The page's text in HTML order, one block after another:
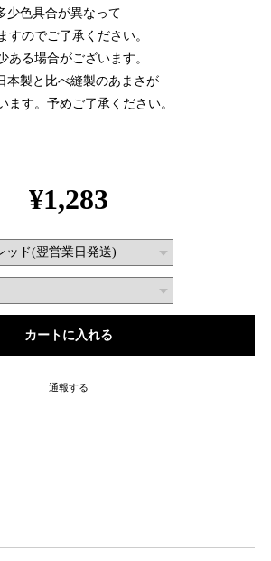
少色具合が異なって
すのでご了承ください。
る場合がございます。
本製と比べ縫製のあまさが
ます。予めご了承ください。
¥1,283
通報する